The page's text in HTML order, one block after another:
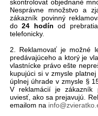
skontrolovať objednané
Nesprávne množstvo a
zákazník povinný
do24 hodínod
telefonicky.
2. Reklamovať je možné
predávajúceho a ktorý je
vlastnícke právo ešte
kupujúci si v zmysle
úplnej úhrade v zmysle §
V reklamácií je zákazník
uviesť, ako sa prejavujú.
emailom na